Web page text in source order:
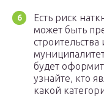
Есть риск
может быть
будет
узнайте, кто
какой